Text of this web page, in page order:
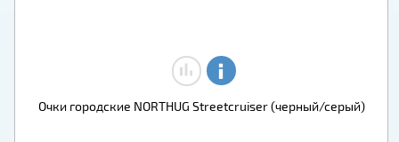
Очки городские NORTHUG Streetcruiser (черный/серый)